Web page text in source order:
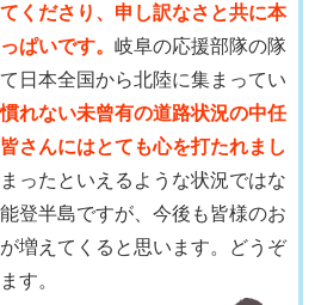
くださり、申し訳なさと共に本
ぱいです。 岐阜の応援部隊の隊
日本全国から北陸に集まってい
慣れない未曾有の道路状況の中任
さんにはとても心を打たれまし
ったといえるような状況ではな
登半島ですが、今後も皆様のお
増えてくると思います。どうぞ
す。